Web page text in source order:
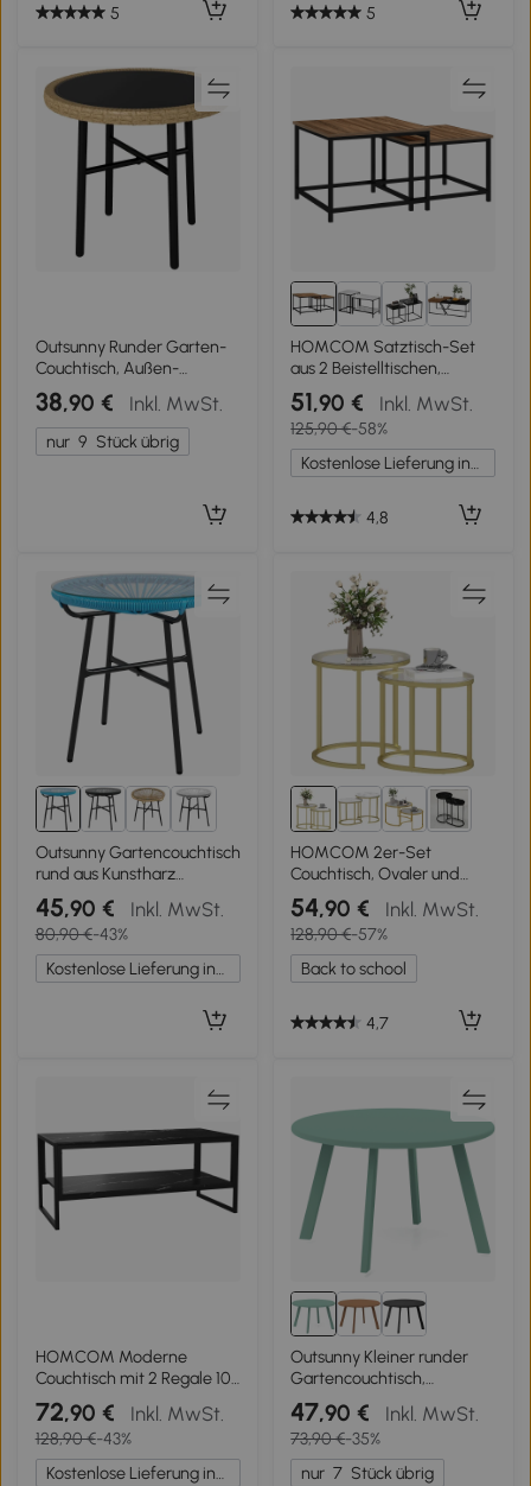
5 5
Outsunny Runder Garten-
Couchtisch, Außen-
Beistelltisch aus Geflecht
mit gehärteter Glasplatte,
46x46x43cm, natur
38,90 € Inkl. MwSt.
nur 9 Stück übrig
HOMCOM Satztisch-Set
aus 2 Beistelltischen,
Industrial Design,
schwarzer Stahlrahmen,
Tischplatte in Holzoptik
51,90 € Inkl. MwSt.
125,90 €-58%
Kostenlose Lieferung innerhalb Deutschlands
4,8
Outsunny Gartencouchtisch
rund aus Kunstharz
Rattanmetall und
gehärtetes Glasplatte Ø 50
x 50H cm
45,90 € Inkl. MwSt.
80,90 €-43%
Kostenlose Lieferung innerhalb Deutschlands
HOMCOM 2er-Set
Couchtisch, Ovaler und
runder Kaffeetisch,
stapelbar, Stahl, Ø50 x
50,5H cm, Gold
54,90 € Inkl. MwSt.
128,90 €-57%
Back to school
4,7
HOMCOM Moderne
Couchtisch mit 2 Regale 106
x 50 x 47 cm Schwarz
72,90 € Inkl. MwSt.
128,90 €-43%
Kostenlose Lieferung innerhalb Deutschlands
Outsunny Kleiner runder
Gartencouchtisch,
Beistelltisch mit
rutschfesten Füßen,
Metallrahmen, für Garten,
Ø 70 x 42 cm, grün
47,90 € Inkl. MwSt.
73,90 €-35%
nur 7 Stück übrig